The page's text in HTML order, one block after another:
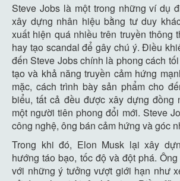
Steve Jobs là một trong những ví dụ
xây dựng nhân hiệu bằng tư duy
xuất hiện quá nhiều trên truyền thông
hay tạo scandal để gây chú ý. Điều
đến Steve Jobs chính là phong cách
tạo và khả năng truyền cảm hứng
mặc, cách trình bày sản phẩm cho
biểu, tất cả đều được xây dựng đồng
một người tiên phong đổi mới. Steve
công nghệ, ông bán cảm hứng và góc
Trong khi đó, Elon Musk lại xây
hướng táo bạo, tốc độ và đột phá.
với những ý tưởng vượt giới hạn như